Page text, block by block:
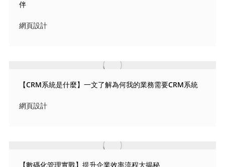
伴
網頁設計
【CRM系統是什麼】一文了解為何我的業務需要CRM系統
網頁設計
【數碼化管理實戰】提升企業效率流程大揭秘